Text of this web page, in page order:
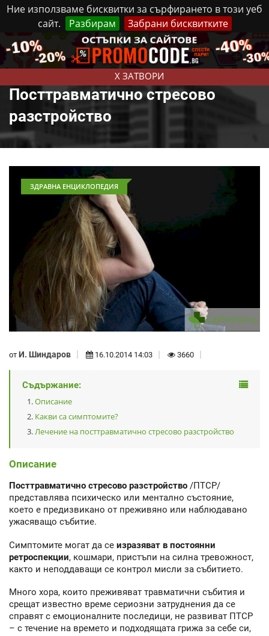
Ние използваме бисквитки за сърфирането в този уеб
сайт.
Разбирам Забрани бисквитките
X ЗАТВОРИ
Четвъртък, 6 Август, 2026 Реклама Контакти
Посттравматично стресово
разстройство
ЗДРАВНА ЕНЦИКЛОПЕДИЯ
от И. Шиндаров 16.10.2014 14:03 3660
Съдържание:
Описание
Какви са симптомите?
Лечение на посттравматично стресово разстройство
Описание
Посттравматично стресово разстройство /ПТСР/
представлява психическо или ментално състояние,
което е предизвикано от преживяно или наблюдавано
ужасяващо събитие.
Симптомите могат да се изразяват в постоянни
ретроспекции, кошмари, пристъпи на силна тревожност,
както и неподдаващи се контрол мисли за събитието.
Много хора, които преживяват травматични събития и
срещат известно време сериозни затруднения да се
справят с емоционалните последици, не развиват ПТСР
– с течение на времето и подходящата грижа за себе си,